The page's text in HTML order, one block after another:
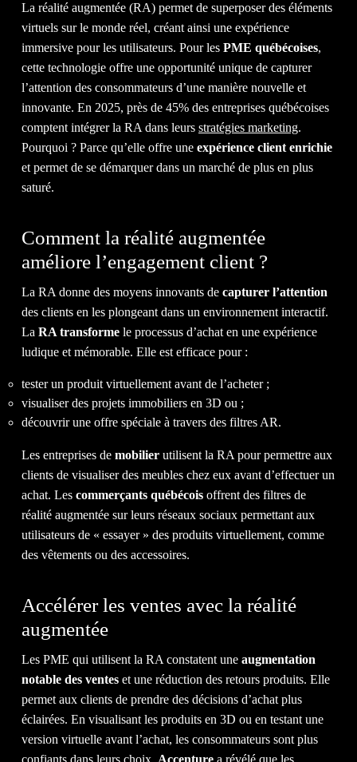
&
NOUS
IL EST TEMPS D'OBTENIR LE
RETOURSUR INVESTISSEMENT
La réalité augmentée (RA) permet de superposer des éléments
virtuels sur le monde réel, créant ainsi une expérience
immersive pour les utilisateurs. Pour les PME québécoises,
cette technologie offre une opportunité unique de capturer
l’attention des consommateurs d’une manière nouvelle et
innovante. En 2025, près de 45% des entreprises québécoises
comptent intégrer la RA dans leurs stratégies marketing.
Pourquoi ? Parce qu’elle offre une expérience client enrichie
et permet de se démarquer dans un marché de plus en plus
saturé.
Comment la réalité augmentée
améliore l’engagement client ?
La RA donne des moyens innovants de capturer l’attention
des clients en les plongeant dans un environnement interactif.
La RA transforme le processus d’achat en une expérience
ludique et mémorable. Elle est efficace pour :
tester un produit virtuellement avant de l’acheter ;
visualiser des projets immobiliers en 3D ou ;
découvrir une offre spéciale à travers des filtres AR.
Les entreprises de mobilier utilisent la RA pour permettre aux
clients de visualiser des meubles chez eux avant d’effectuer un
achat. Les commerçants québécois offrent des filtres de
réalité augmentée sur leurs réseaux sociaux permettant aux
utilisateurs de « essayer » des produits virtuellement, comme
des vêtements ou des accessoires.
Accélérer les ventes avec la réalité
augmentée
Les PME qui utilisent la RA constatent une augmentation
notable des ventes et une réduction des retours produits. Elle
permet aux clients de prendre des décisions d’achat plus
éclairées. En visualisant les produits en 3D ou en testant une
version virtuelle avant l’achat, les consommateurs sont plus